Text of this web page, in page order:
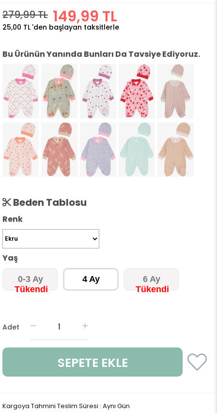
279,99 TL 149,99 TL
25,00 TL 'den başlayan taksitlerle
Bu Ürünün Yanında Bunları Da Tavsiye Ediyoruz.
Beden Tablosu
Renk
Yaş
0-3 Ay 4 Ay 6 Ay
Adet
Kargoya Tahmini Teslim Süresi : Aynı Gün